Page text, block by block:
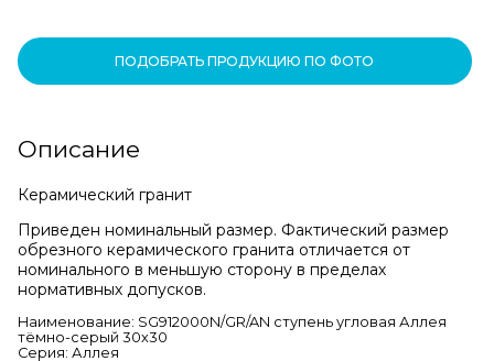
ПОДОБРАТЬ ПРОДУКЦИЮ ПО ФОТО
Описание
Керамический гранит
Приведен номинальный размер. Фактический размер
обрезного керамического гранита отличается от
номинального в меньшую сторону в пределах
нормативных допусков.
Наименование: SG912000N/GR/AN ступень угловая Аллея
тёмно-серый 30х30
Серия: Аллея